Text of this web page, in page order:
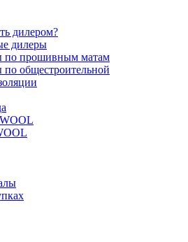
дилером?
дилеры
по прошивным матам
общестроительной